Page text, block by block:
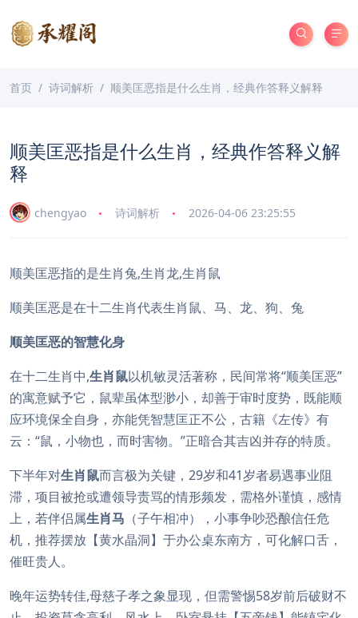
首页 诗词解析 顺美匡恶指是什么生肖，经典作答释义解释
顺美匡恶指是什么生肖，经典作答释义解
释
chengyao 诗词解析 2026-04-06 23:25:55
顺美匡恶指的是生肖兔,生肖龙,生肖鼠
顺美匡恶是在十二生肖代表生肖鼠、马、龙、狗、兔
顺美匡恶的智慧化身
在十二生肖中,生肖鼠以机敏灵活著称，民间常将“顺美匡恶”
的寓意赋予它，鼠辈虽体型渺小，却善于审时度势，既能顺
应环境保全自身，亦能凭智慧匡正不公，古籍《左传》有
云：“鼠，小物也，而时害物。”正暗合其吉凶并存的特质。
下半年对生肖鼠而言极为关键，29岁和41岁者易遇事业阻
滞，项目被抢或遭领导责骂的情形频发，需格外谨慎，感情
上，若伴侣属生肖马 （子午相冲），小事争吵恐酿信任危
机，推荐摆放【黄水晶洞】于办公桌东南方，可化解口舌，
催旺贵人。
晚年运势转佳,母慈子孝之象显现，但需警惕58岁前后破财不